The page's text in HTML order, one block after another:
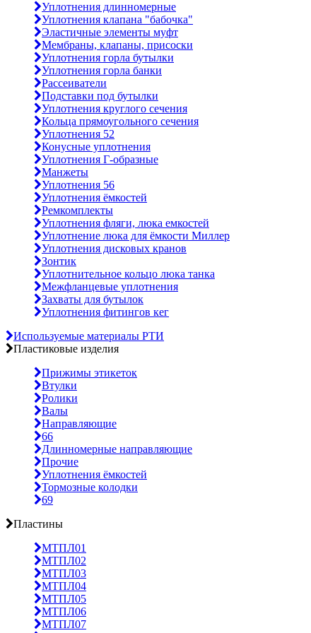
Уплотнения длинномерные
Уплотнения клапана "бабочка"
Эластичные элементы муфт
Мембраны, клапаны, присоски
Уплотнения горла бутылки
Уплотнения горла банки
Рассеиватели
Подставки под бутылки
Уплотнения круглого сечения
Кольца прямоугольного сечения
Уплотнения 52
Конусные уплотнения
Уплотнения Г-образные
Манжеты
Уплотнения 56
Уплотнения ёмкостей
Ремкомплекты
Уплотнения фляги, люка емкостей
Уплотнение люка для ёмкости Миллер
Уплотнения дисковых кранов
Зонтик
Уплотнительное кольцо люка танка
Межфланцевые уплотнения
Захваты для бутылок
Уплотнения фитингов кег
Используемые материалы РТИ
Пластиковые изделия
Прижимы этикеток
Втулки
Ролики
Валы
Направляющие
66
Длинномерные направляющие
Прочие
Уплотнения ёмкостей
Тормозные колодки
69
Пластины
МТПЛ01
МТПЛ02
МТПЛ03
МТПЛ04
МТПЛ05
МТПЛ06
МТПЛ07